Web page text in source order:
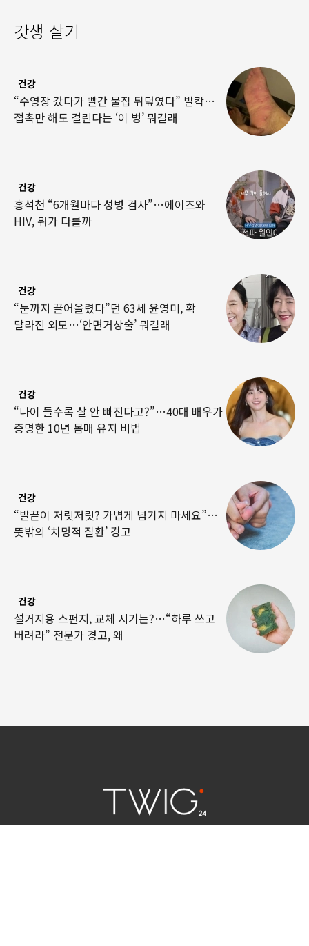
갓생 살기
건강
“수영장 갔다가 빨간 물집 뒤덮였다” 발칵…
접촉만 해도 걸린다는 ‘이 병’ 뭐길래
건강
홍석천 “6개월마다 성병 검사”…에이즈와
HIV, 뭐가 다를까
건강
“눈까지 끌어올렸다”던 63세 윤영미, 확
달라진 외모…‘안면거상술’ 뭐길래
건강
“나이 들수록 살 안 빠진다고?”…40대 배우가
증명한 10년 몸매 유지 비법
건강
“발끝이 저릿저릿? 가볍게 넘기지 마세요”…
뜻밖의 ‘치명적 질환’ 경고
건강
설거지용 스펀지, 교체 시기는?…“하루 쓰고
버려라” 전문가 경고, 왜